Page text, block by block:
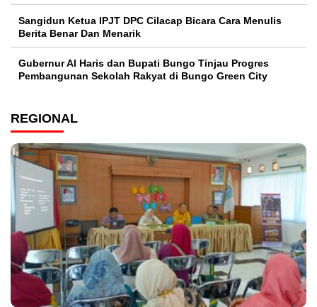
Sangidun Ketua IPJT DPC Cilacap Bicara Cara Menulis
Berita Benar Dan Menarik
​Gubernur Al Haris dan Bupati Bungo Tinjau Progres
Pembangunan Sekolah Rakyat di Bungo Green City
REGIONAL